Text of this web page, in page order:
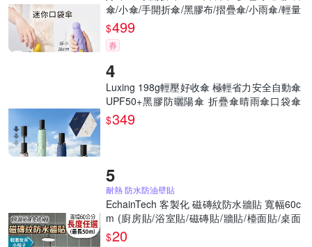
傘/小傘/手開折傘/黑膠布/摺疊傘/小雨傘/輕量
傘/折疊傘/迷你傘/防曬
$499
券
Luxing 198g輕壓好收傘 極輕省力安全自動傘
UPF50+黑膠防曬陽傘 折疊傘晴雨傘口袋傘
迷你輕量傘
$349
耐熱 防水防油壁貼
EchainTech 客製化 磁磚紋防水牆貼 寬幅60c
m (廚房貼/浴室貼/磁磚貼/牆貼/檯面貼/桌面
貼/壁貼/壁紙/門貼/防水防油/耐熱)
$20